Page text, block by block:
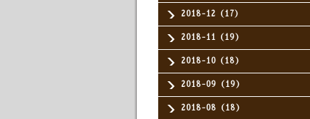
2018-12（17）
2018-11（19）
2018-10（18）
2018-09（19）
2018-08（18）